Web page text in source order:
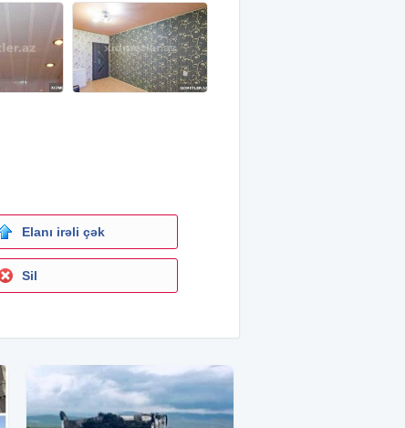
Elanı irəli çək
Sil